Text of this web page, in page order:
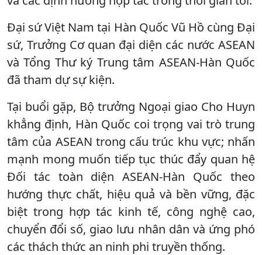
Đại sứ Việt Nam tại Hàn Quốc Vũ Hồ cùng Đại
sứ, Trưởng Cơ quan đại diện các nước ASEAN
và Tổng Thư ký Trung tâm ASEAN-Hàn Quốc
đã tham dự sự kiện.
Tại buổi gặp, Bộ trưởng Ngoại giao Cho Huyn
khẳng định, Hàn Quốc coi trọng vai trò trung
tâm của ASEAN trong cấu trúc khu vực; nhấn
mạnh mong muốn tiếp tục thúc đẩy quan hệ
Đối tác toàn diện ASEAN-Hàn Quốc theo
hướng thực chất, hiệu quả và bền vững, đặc
biệt trong hợp tác kinh tế, công nghệ cao,
chuyển đổi số, giao lưu nhân dân và ứng phó
các thách thức an ninh phi truyền thống.